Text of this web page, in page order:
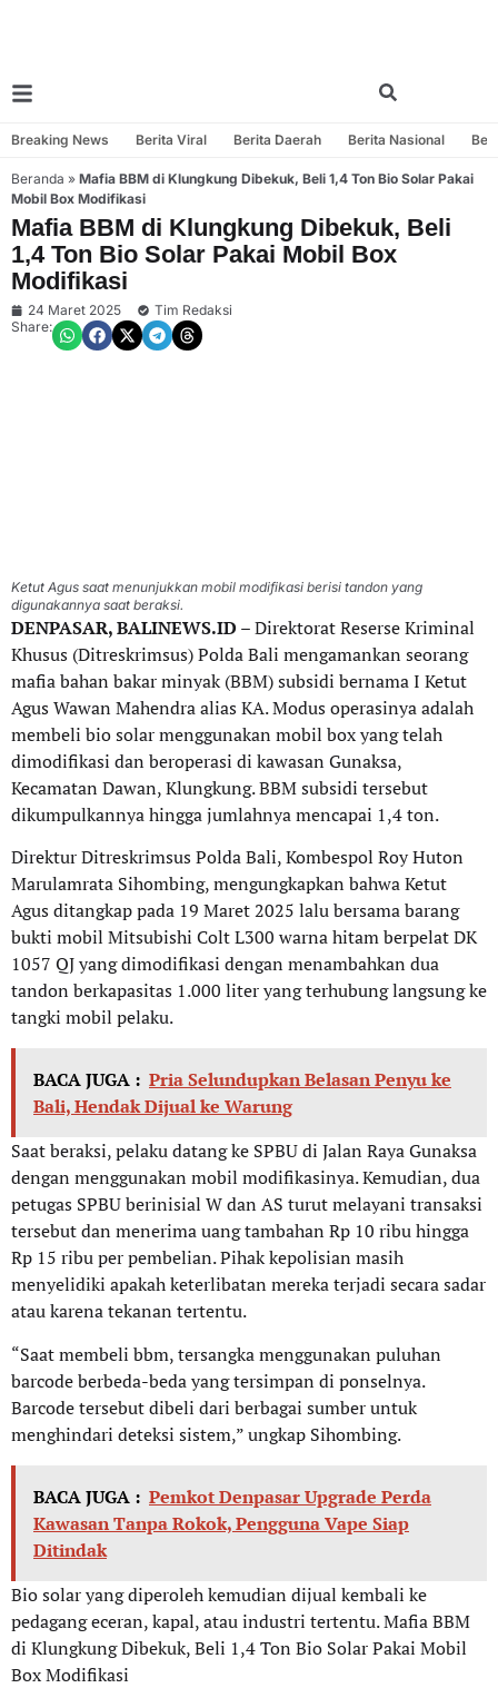
Breaking News Berita Viral Berita Daerah Berita Nasional
Beranda » Mafia BBM di Klungkung Dibekuk, Beli 1,4 Ton Bio Solar Pakai
Mobil Box Modifikasi
Mafia BBM di Klungkung Dibekuk, Beli
1,4 Ton Bio Solar Pakai Mobil Box
Modifikasi
24 Maret 2025
Tim Redaksi
Share:
Ketut Agus saat menunjukkan mobil modifikasi berisi tandon yang
digunakannya saat beraksi.
DENPASAR, BALINEWS.ID– Direktorat Reserse Kriminal
Khusus (Ditreskrimsus) Polda Bali mengamankan seorang
mafia bahan bakar minyak (BBM) subsidi bernama I Ketut
Agus Wawan Mahendra alias KA. Modus operasinya adalah
membeli bio solar menggunakan mobil box yang telah
dimodifikasi dan beroperasi di kawasan Gunaksa,
Kecamatan Dawan, Klungkung. BBM subsidi tersebut
dikumpulkannya hingga jumlahnya mencapai 1,4 ton.
Direktur Ditreskrimsus Polda Bali, Kombespol Roy Huton
Marulamrata Sihombing, mengungkapkan bahwa Ketut
Agus ditangkap pada 19 Maret 2025 lalu bersama barang
bukti mobil Mitsubishi Colt L300 warna hitam berpelat DK
1057 QJ yang dimodifikasi dengan menambahkan dua
tandon berkapasitas 1.000 liter yang terhubung langsung ke
tangki mobil pelaku.
BACA JUGA : Pria Selundupkan Belasan Penyu ke
Bali, Hendak Dijual ke Warung
Saat beraksi, pelaku datang ke SPBU di Jalan Raya Gunaksa
dengan menggunakan mobil modifikasinya. Kemudian, dua
petugas SPBU berinisial W dan AS turut melayani transaksi
tersebut dan menerima uang tambahan Rp 10 ribu hingga
Rp 15 ribu per pembelian. Pihak kepolisian masih
menyelidiki apakah keterlibatan mereka terjadi secara sadar
atau karena tekanan tertentu.
“Saat membeli bbm, tersangka menggunakan puluhan
barcode berbeda-beda yang tersimpan di ponselnya.
Barcode tersebut dibeli dari berbagai sumber untuk
menghindari deteksi sistem,” ungkap Sihombing.
BACA JUGA : Pemkot Denpasar Upgrade Perda
Kawasan Tanpa Rokok, Pengguna Vape Siap
Ditindak
Bio solar yang diperoleh kemudian dijual kembali ke
pedagang eceran, kapal, atau industri tertentu. Mafia BBM
di Klungkung Dibekuk, Beli 1,4 Ton Bio Solar Pakai Mobil
Box Modifikasi